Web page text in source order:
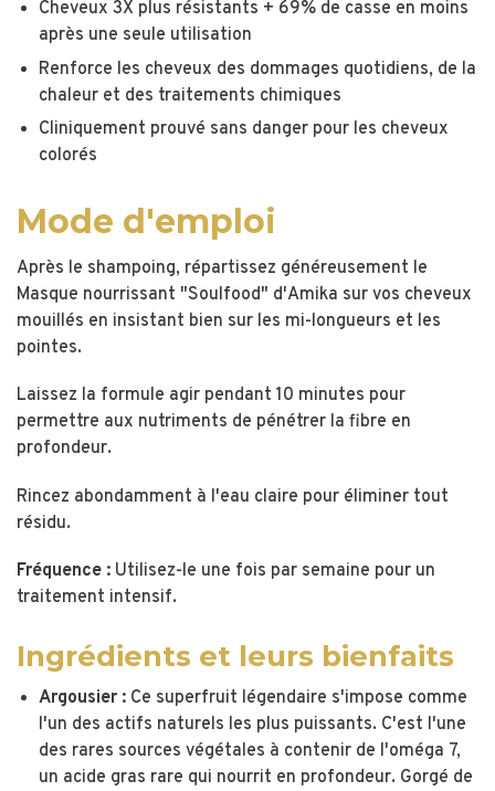
Cheveux 3X plus résistants + 69% de casse en moins
après une seule utilisation
Renforce les cheveux des dommages quotidiens, de la
chaleur et des traitements chimiques
Cliniquement prouvé sans danger pour les cheveux
colorés
Mode d'emploi
Après le shampoing, répartissez généreusement le
Masque nourrissant "Soulfood" d'Amika sur vos cheveux
mouillés en insistant bien sur les mi-longueurs et les
pointes.
Laissez la formule agir pendant 10 minutes pour
permettre aux nutriments de pénétrer la fibre en
profondeur.
Rincez abondamment à l'eau claire pour éliminer tout
résidu.
Fréquence : Utilisez-le une fois par semaine pour un
traitement intensif.
Ingrédients et leurs bienfaits
Argousier : Ce superfruit légendaire s'impose comme
l'un des actifs naturels les plus puissants. C'est l'une
des rares sources végétales à contenir de l'oméga 7,
un acide gras rare qui nourrit en profondeur. Gorgé de